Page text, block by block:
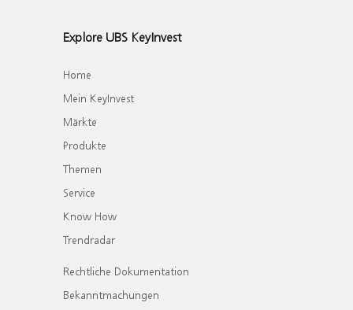
Explore UBS KeyInvest
Home
Mein KeyInvest
Märkte
Produkte
Themen
Service
Know How
Trendradar
Rechtliche Dokumentation
Bekanntmachungen